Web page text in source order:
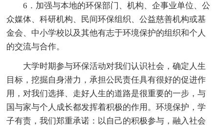
6．加强与本地的环保部门、机构、企事业单位、公
众媒体、科研机构、民间环保组织、公益慈善机构或基
金会、中小学校以及其他有志于环境保护的组织和个人
的交流与合作。
大学时期参与环保活动对我们认识社会，确定人生
目标，挖掘自身潜力，承担公民责任具有很好的促进作
用，对我们选择、走好人生的道路是很重要的一步，与
国与家与个人成长都发挥着积极的作用。环境保护，学
子有责，我们郑重承诺：以自己的积极参与，融入社会